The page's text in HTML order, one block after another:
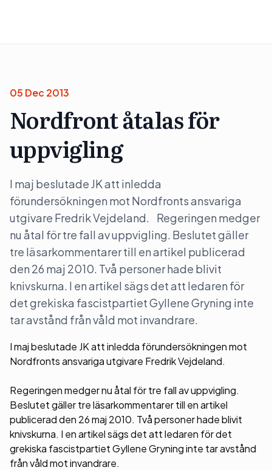
05 Dec 2013
Nordfront åtalas för
uppvigling
I maj beslutade JK att inledda
förundersökningen mot Nordfronts ansvariga
utgivare Fredrik Vejdeland. Regeringen medger
nu åtal för tre fall av uppvigling. Beslutet gäller
tre läsarkommentarer till en artikel publicerad
den 26 maj 2010. Två personer hade blivit
knivskurna. I en artikel sägs det att ledaren för
det grekiska fascistpartiet Gyllene Gryning inte
tar avstånd från våld mot invandrare.
I maj beslutade JK att inledda förundersökningen mot
Nordfronts ansvariga utgivare Fredrik Vejdeland.
Regeringen medger nu åtal för tre fall av uppvigling.
Beslutet gäller tre läsarkommentarer till en artikel
publicerad den 26 maj 2010. Två personer hade blivit
knivskurna. I en artikel sägs det att ledaren för det
grekiska fascistpartiet Gyllene Gryning inte tar avstånd
från våld mot invandrare.